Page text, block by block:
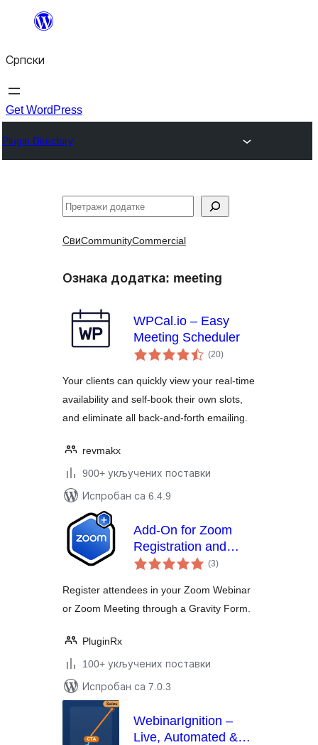
Скочи
садржај
Српски
Get WordPress
Plugin Directory
Претрага
СвиCommunityCommercial
Ознака додатка: meeting
WPCal.io – Easy
Meeting Scheduler
(20укупних
оцена
)
Your clients can quickly view your real-time
availability and self-book their own slots,
and eliminate all back-and-forth emailing.
revmakx
900+ укључених поставки
Испробан са 6.4.9
Add-On for Zoom
Registration and
Gravity Forms
(3укупних
оцена
)
Register attendees in your Zoom Webinar
or Zoom Meeting through a Gravity Form.
PluginRx
100+ укључених поставки
Испробан са 7.0.3
WebinarIgnition –
Live, Automated &